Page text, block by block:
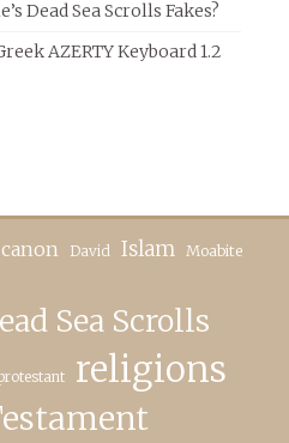
Dead Sea Scrolls Fakes?
AZERTY Keyboard 1.2
canon David Islam Moabite
Sea Scrolls
religions